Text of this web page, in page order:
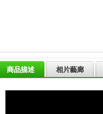
商品描述 相片藝廊